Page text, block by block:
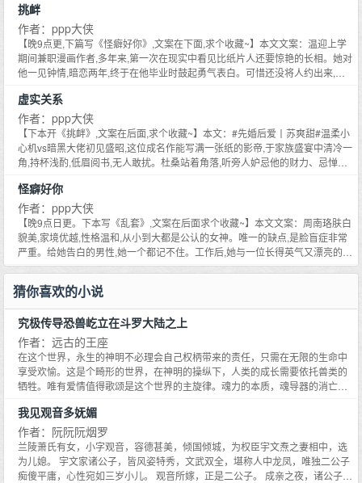
美式与浓缩,江须昂西装革履坐在她对面,皮笑肉不笑：未婚妻？覃缓：……如胶
似漆？相敬如宾？……覃缓扭头就跑。食用指南：1.花瓶小公主的成长日记2.
男主是成熟的暗恋,非无条件的暗恋。3、双c,1v1。——预收《台上为他疯狂》
——文案：暗黑系顶流大佬VS戏精财迷搞笑女#先婚后爱丨顶流大佬隐婚对象
竟是搞笑女#杜桑作为某搞笑综艺常驻艺人,应导演要求扮演花痴人设。花痴对
象是盛昭,没问题吧？她看着自家老公的照片,默了默：……行吧。节目主持人
cue她是盛昭粉丝,她一时嘴快：当什么粉丝啊,要当就当老婆。没一人放在心上,
全场观众和嘉宾捧腹大笑。直到某一天,盛昭公开结婚证。网友：？？？网友：
……网友：！！！#不是粉丝是老婆##我以为是玩笑,没想到是真话##我酸了,国
名老公是她真老公#网友：小丑竟是我自己。-杜桑年少不懂事,偷说盛昭的坏话,
被他听见了。我需要一位妻子帮我获得家族遗产,如果这个人不喜欢我,那就更好
了。两人签署为期五年的结婚合约。杜桑台上为他疯狂,台下离他两丈。后来,他
手持杜桑,一点一点掰断翠绿的根茎,目光沉郁,嘴角笑意冰凉：到底怎么才会喜
欢我？她：……怎么办,她好害怕,但她只喜欢他的钱。
是吧,要我帮你塞抽屉？第二次。她将早餐放在他桌上。徐周决不耐烦：给学霸
是吧,要我帮你给？第三次。她带来上课笔记。徐周决：谈论学习是吧,要我帮你
问？后来,徐周决看着她,心中杂念滋生。他拿着最开始的情书,命令道：撕掉。
宁昔时没动：要不你拆开念念？信封抬头的徐字,刺瞎他的狗眼。徐周决：……
——《吃自己的醋,但他不知道》1、he,1v12、校园甜文,成年前没有任何感情
的男人队里,来了位漂亮娇气的千金关系户。队长嗤了一声,嫌弃:三天,她绝对吃
不了这苦,哭着要回去。队员：要是她坚持下来了呢？队长：我拿头倒吊。三个
月后,队员们眼睁睁看见不屑一顾的队长将漂亮姑娘压在小黑屋里亲。队员
们：？还无情将门关上：滚出去。队员们：……-她叛逆期到了,来这儿忤逆她
爸来着。原本只想待三个月。等她爹示弱,求她回家继承家业。然后发现自己走
不了了……千金甜妹糙汉帅逼
挑衅
作者：ppp大侠
【晚9点更,下篇写《怪癖好你》,文案在下面,求个收藏~】本文文案：温迎上学
期间兼职漫画作者,多年来,第一次在现实中看见比纸片人还要惊艳的长相。她对
他一见钟情,暗恋两年,终于在他毕业时鼓起勇气表白。可惜还没将人约出来,就
不熟。我们根本不是一个世界的人。温迎伤心欲绝心灰意冷,一代纯爱漫转战无
cp热血悬疑游戏漫。谁知情场失意画场得意,漫画一不小心爆火了。-再见面是
漫画电影版开机,因版权费过高成为圈内神级IP。聚会上温迎躲在角落喝酒,影视
方带了一人过来,问她是否愿意出售游戏版权。陈弛让懒散地坐在她身旁,带着志
在必得的眉眼,和张扬侵蚀的气息。谈谈？温迎甚至不敢抬头,只得撇开眼,小声
尾深邃缱绻,尾音微微蛊惑：哪里不和,我得罪你了？……-后来,陈弛让将她扣在
怀里,低声轻哄：我们不和？昨晚也觉得不合？火葬场掉马校服到婚纱乖乖女
VS帅痞拽王漫画作者VS游戏设计师———预收《怪癖好你》———文案：周
南珞肤白貌美,家境优越,为人温柔,从小到大都是公认的女神。唯一的缺点,是脸
盲症非常严重。给她告白的男性,她一个都记不住。工作后,她与一位长得英气又
漂亮的美女合租,惊喜地发现：姐姐,我竟然能记住你的样子！两人朝夕相处,坦
诚相待,相互照顾,关系亲密得躺在一张床上聊夜话。直到有一天,她误打误撞进
了卫生间,美女姐姐短发及额,胸前一马平川,腹肌与人鱼线蔓延至裤缘。裴景以
以在高中那年喜欢上一个人,为她做那么多,换来一句不合适就算了,甚至第二天
就被她忘在脑后。她不记得答应他的事,甚至不记得他的样子。为了报复她的心
狠,裴景以计划了三件事：1努力变得和她一样好看。2努力变得和她一样有钱。
3努力变得和她一样心狠。前两件他都做得很出色,唯有这第三件,从来没成功
过。-裴景以有两个怪癖：是一个是女装,一个是她。清冷病娇VS脸盲女神男暗
恋女。甜的。
虚实关系
作者：ppp大侠
【下本开《挑衅》,文案在后面,求个收藏~】本文：#先婚后爱丨苏爽甜#温柔小
心机vs暗黑大佬初见盛昭,这位成名作能写满一张纸的影帝,于家族盛宴中清冷一
角,持杯浅酌,低眉阅书,无人敢扰。杜桑站着角落,听旁人妒忌他的财力、忌惮他
得自己又行了。盛昭看着腿上坐着人,问：你到底什么意思？……想你娶我的意
思。她轻咽唾沫。他欣赏着她拙劣的演技,和颤动的双肩,忽然笑了：可以。-杜
桑作为某搞笑综艺常驻嘉宾,应导演要求扮演追星人设。追星对象是盛昭,没问题
吧？她看着自家老公的照片,默了默：……行吧。节目主持人cue她是盛昭粉丝,
她一时嘴快：当什么粉丝啊,要当就当老婆。没一人放在心上,全场观众和嘉宾捧
腹大笑,说她痴心妄想。直到某场拍戏结束后,所有人看见盛昭俯下身子,将她酸
肿胀的小腿放在自己身上,慢悠悠地揉捏着。吃瓜群众：……？#原以为是搞笑
梗,没想到是真话#1、晚9点日更。2、双c,he。——预收文《挑衅》——文案：
他要毕业了,温迎心思惴惴,想要在毕业季,对暗恋两年的男生告白。可惜还没说
出口,就被扼杀在摇篮中。喜欢我？陈弛让抬起懒厌的薄眼皮,瞳孔肆意,尾音却
因疑惑而上扬。有没有可能,我和她不是一个世界的人？温迎伤心欲绝心灰意冷,
一代纯爱漫画家转战无cp热血悬疑游戏漫。谁知情场失意画场得意,漫画一不小
心爆火了。-他关注这本很火的游戏漫画很久了,作为忠实粉丝,多次让下属联系
作者,商谈版权问题。却一直惨遭拒绝。看不起我的价格？陈弛让轻皱眉头,姿态
慵懒又张扬,我很有诚意,一切好商量。抱歉老板,人家不是看不起价格。那是什
么？人家是看不起你。？-后来,他将她抱在电脑桌前,指尖缠绕青丝,声音蛮横地
贴近耳骨。还没原谅我呢？要不我跪下？能屈能伸火葬场校服到婚纱乖乖女VS
帅痞拽王漫画家VS游戏设计师文案2023.7.19
怪癖好你
作者：ppp大侠
【晚9点日更。下本写《乱套》,文案在后面求个收藏~】本文文案：周南珞肤白
貌美,家境优越,性格温和,从小到大都是公认的女神。唯一的缺点,是脸盲症非常
严重。给她告白的男性,她一个都记不住。工作后,她与一位长得英气又漂亮的美
女合租,惊喜地发现：姐姐,我竟然能记住你的样子！两人朝夕相处,坦诚相待,相
美女姐姐短发及额,胸前一马平川,腹肌与人鱼线蔓延至裤缘。裴景以淡定地洗着
假发,轻瞥她一眼：怎么了？又忘拿卫生巾了？周南珞：……-裴景以在高中那
年喜欢上一个人,为她做那么多,换来一句不合适就算了,甚至第二天就被她忘在
脑后。她不记得答应他的事,甚至不记得他的样子。为了报复她的心狠,裴景以计
划了三件事：1努力变得和她一样好看。2努力变得和她一样有钱。3努力变得
和她一样心狠。前两件他都做得很出色,唯有这第三件,从来没成功过。-裴景以
有两个怪癖：是一个是女装,一个是她。暴露后,他将人禁锢在床上,气息如冰凉
甜的。文案2023.10.24————预收《乱套》——————文案：APP里,那个
话骚语糙,撩得她脸红心跳的网聊对象,是她多年偶像的对家。演唱会结束那天,
他在后台扣好她的胸衣,指腹摩擦于潋滟的唇上。你就这么喜欢他啊？沈言次嗤
笑。那我偏要当着他的面亲你。明星小狗VS粉丝（别人家的）先欲后爱男暗恋
网恋奔现后发现是死对头文案2024.1.12
猜你喜欢的小说
究极传导恐兽屹立在斗罗大陆之上
作者：远古的王座
在这个世界，永生的神明不必理会自己权柄带来的责任，只需在无限的生命中
享受欢愉。这是个畸形的世界，在神明的操纵下，人类的成长需要依托兽类的
牺牲。唯有爱情值得歌颂是这个世界的主旋律。魂力的本质，魂导器的消亡，
探寻世界的真相，超越时间的远古霸者将让这无药可救的世界在灰烬中迎来重
生。究极传导恐兽屹立在大地上，发出震撼天地的咆哮。————
我见观音多妩媚
作者：阮阮阮烟罗
兰陵萧氏有女，小字观音，容德甚美，倾国倾城，为权臣宇文焘之妻相中，选
为儿媳。 宇文家诸公子，皆风姿特秀，文武双全，堪称人中龙凤，唯独二公子
痴傻平庸，心性宛如三岁小儿。 观音所嫁，正是二公子。 成亲之夜，诸公子打